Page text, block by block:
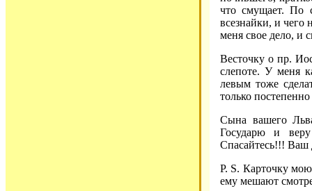
что смущает. По
всезнайки, и чего
меня свое дело, и
Весточку о пр.
слепоте. У меня
левым тоже
только
Сына вашего
Государю и
Спасайтесь!!! Ваш
P. S. Карточку
ему мешают